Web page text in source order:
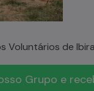
Voluntários de
Grupo e